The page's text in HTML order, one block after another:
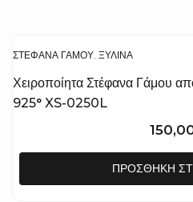
ΣΤΈΦΑΝΑ ΓΆΜΟΥ, ΞΎΛΙΝΑ
Χειροποίητα Στέφανα Γάμου
925° XS-0250L
ΠΡΟΣΘΉΚΗ